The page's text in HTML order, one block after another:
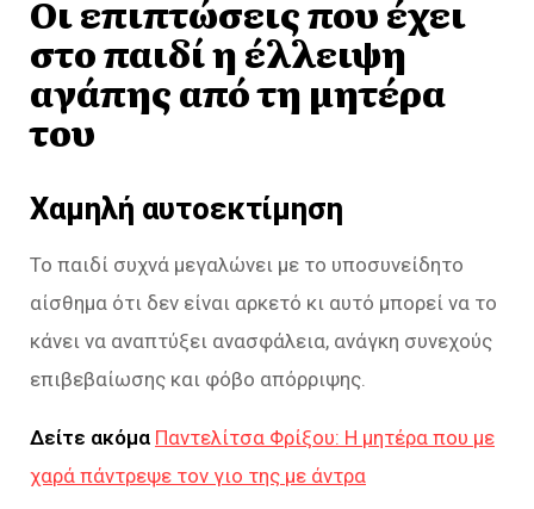
Οι επιπτώσεις που έχει
στο παιδί η έλλειψη
αγάπης από τη μητέρα
του
Χαμηλή αυτοεκτίμηση
Το παιδί συχνά μεγαλώνει με το υποσυνείδητο
αίσθημα ότι δεν είναι αρκετό κι αυτό μπορεί να το
κάνει να αναπτύξει ανασφάλεια, ανάγκη συνεχούς
επιβεβαίωσης και φόβο απόρριψης.
Δείτε ακόμα Παντελίτσα Φρίξου: Η μητέρα που με
χαρά πάντρεψε τον γιο της με άντρα